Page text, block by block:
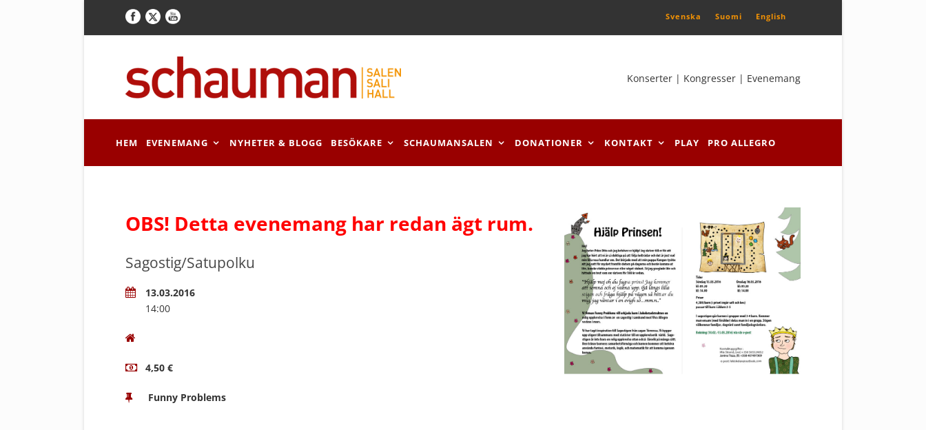
Svenska Suomi English
Konserter | Kongresser | Evenemang
HEM EVENEMANG NYHETER & BLOGG BESÖKARE SCHAUMANSALEN DONATIONER KONTAKT PLAY PRO ALLEGRO
OBS! Detta evenemang har redan ägt rum.
Sagostig/Satupolku
13.03.2016
14:00
4,50 €
Funny Problems